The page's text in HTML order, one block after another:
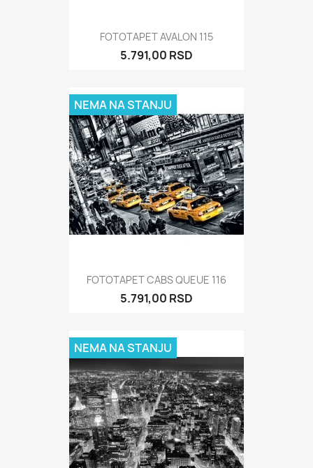
FOTOTAPET AVALON 115
5.791,00 RSD
FOTOTAPET CABS QUEUE 116
5.791,00 RSD
NEMA NA STANJU
NEMA NA STANJU